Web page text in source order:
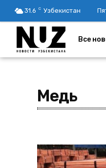
31.6 C Узбекистан
Все
Медь